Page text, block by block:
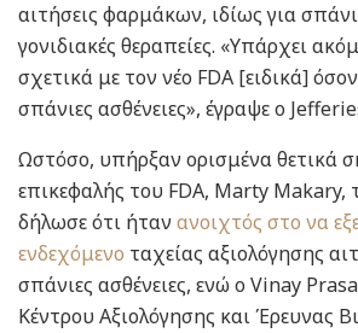
αιτήσεις φαρμάκων, ιδίως για
γονιδιακές θεραπείες. «Υπάρχει
σχετικά με τον νέο FDA [ειδικά]
σπάνιες ασθένειες», έγραψε ο
Ωστόσο, υπήρξαν ορισμένα θετικά
επικεφαλής του FDA, Marty Makary,
δήλωσε ότι ήτανανοιχτός στο να
ενδεχόμενο ταχείας αξιολόγησης
σπάνιες ασθένειες, ενώ ο Vinay
Κέντρου Αξιολόγησης και Έρευνας